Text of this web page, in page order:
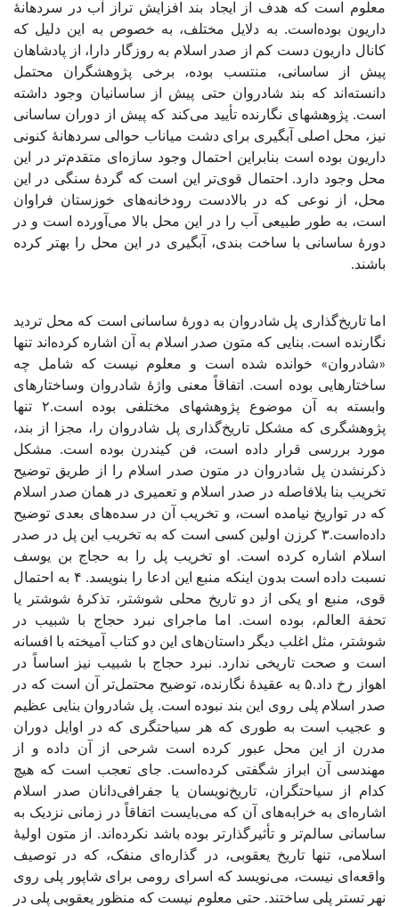
معلوم است که هدف از ایجاد بند افزایش تراز آب در سردهانۀ‌
داریون بوده‌است. به دلایل مختلف، به خصوص به این دلیل که
کانال داریون دست کم از صدر اسلام به روزگار دارا، از پادشاهان
پیش از ساسانی، منتسب بوده، برخی پژوهشگران محتمل
دانسته‌اند که بند شادروان حتی پیش از ساسانیان وجود داشته
است. پژوهشهای نگارنده تأیید می‌کند که پیش از دوران ساسانی
نیز، محل اصلی آبگیری برای دشت میاناب حوالی سردهانۀ کنونی
داریون بوده است بنابراین احتمال وجود سازه‌ای متقدم‌تر در این
محل وجود دارد. احتمال قوی‌تر این است که گردۀ سنگی در این
محل، از نوعی که در بالادست رودخانه‌های خوزستان فراوان
است، به طور طبیعی آب را در این محل بالا می‌آورده است و در
دورۀ ساسانی با ساخت بندی، آبگیری در این محل را بهتر کرده
باشند.
اما تاریخ‌گذاری پل شادروان به دورۀ ساسانی است که محل تردید
نگارنده است. بنایی که متون صدر اسلام به آن اشاره کرده‌اند تنها
«شادروان» خوانده شده است و معلوم نیست که شامل چه
ساختارهایی بوده است. اتفاقاً معنی واژۀ شادروان وساختارهای
وابسته به آن موضوع پژوهشهای مختلفی بوده است.۲ تنها
پژوهشگری که مشکل تاریخ‌گذاری پل شادروان را، مجزا از بند،
مورد بررسی قرار داده است، فن کیندرن بوده است. مشکل
ذکرنشدن پل شادروان در متون صدر اسلام را از طریق توضیح
تخریب بنا بلافاصله در صدر اسلام و تعمیری در همان صدر اسلام
که در تواریخ نیامده است، و تخریب آن در سده‌های بعدی توضیح
داده‌است.۳ کرزن اولین کسی است که به تخریب این پل در صدر
اسلام اشاره کرده است. او تخریب پل را به حجاج بن یوسف
نسبت داده است بدون اینکه منبع این ادعا را بنویسد. ۴ به احتمال
قوی، منبع او یکی از دو تاریخ محلی شوشتر، تذکرۀ شوشتر یا
تحفة العالم، بوده است. اما ماجرای نبرد حجاج با شبیب در
شوشتر، مثل اغلب دیگر داستان‌های این دو کتاب آمیخته با افسانه
است و صحت تاریخی ندارد. نبرد حجاج با شبیب نیز اساساً در
اهواز رخ داد.۵ به عقیدۀ نگارنده، توضیح محتمل‌تر آن است که در
صدر اسلام پلی روی این بند نبوده است. پل شادروان بنایی عظیم
و عجیب است به طوری که هر سیاحتگری که در اوایل دوران
مدرن از این محل عبور کرده است شرحی از آن داده و از
مهندسی آن ابراز شگفتی کرده‌است. جای تعجب است که هیچ
کدام از سیاحتگران، تاریخ‌نویسان یا جفرافی‌دانان صدر اسلام
اشاره‌ای به خرابه‌های آن که می‌بایست اتفاقاً در زمانی نزدیک به
ساسانی سالم‌تر و تأثیرگذارتر بوده باشد نکرده‌اند. از متون اولیۀ
اسلامی، تنها تاریخ یعقوبی، در گذاره‌ای منفک، که در توصیف
واقعه‌ای نیست، می‌نویسد که اسرای رومی برای شاپور پلی روی
نهر تستر پلی ساختند. حتی معلوم نیست که منظور یعقوبی پلی در